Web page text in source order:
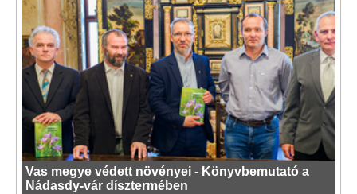
Vas megye védett növényei - Könyvbemutató a
Nádasdy-vár dísztermében